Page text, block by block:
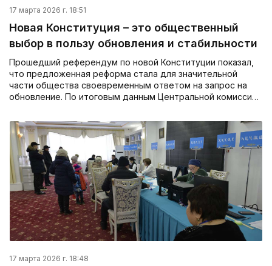
17 марта 2026 г. 18:51
Новая Конституция – это общественный
выбор в пользу обновления и стабильности
Прошедший референдум по новой Конституции показал,
что предложенная реформа стала для значительной
части общества своевременным ответом на запрос на
обновление. По итоговым данным Центральной комисси…
17 марта 2026 г. 18:48